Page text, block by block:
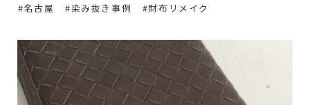
#名古屋
#染み抜き事例 #財布リメイク